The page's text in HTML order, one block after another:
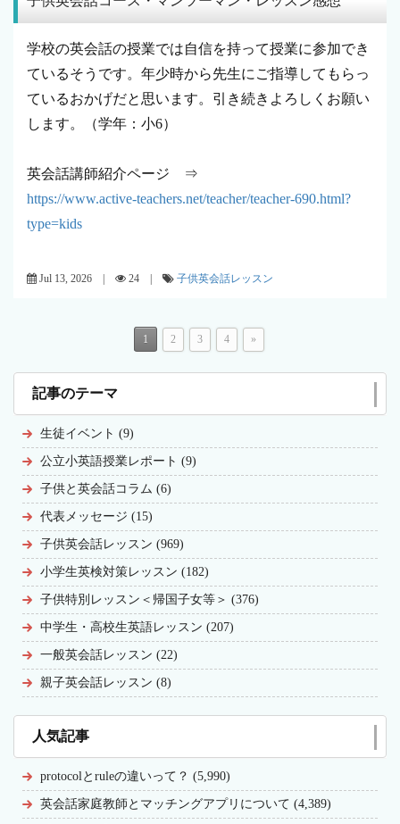
学校の英会話の授業では自信を持って授業に参加でき
ているそうです。年少時から先生にご指導してもらっ
ているおかげだと思います。引き続きよろしくお願い
します。（学年：小6）
英会話講師紹介ページ ⇒
https://www.active-teachers.net/teacher/teacher-690.html?
type=kids
Jul 13, 2026 | 24 | 子供英会話レッスン
1 2 3 4 »
記事のテーマ
生徒イベント (9)
公立小英語授業レポート (9)
子供と英会話コラム (6)
代表メッセージ (15)
子供英会話レッスン (969)
小学生英検対策レッスン (182)
子供特別レッスン＜帰国子女等＞ (376)
中学生・高校生英語レッスン (207)
一般英会話レッスン (22)
親子英会話レッスン (8)
人気記事
protocolとruleの違いって？ (5,990)
英会話家庭教師とマッチングアプリについて (4,389)